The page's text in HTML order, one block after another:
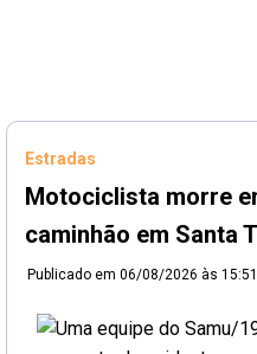
Estradas
Motociclista morre
caminhão em Santa
Publicado em 06/08/2026 às 15:51